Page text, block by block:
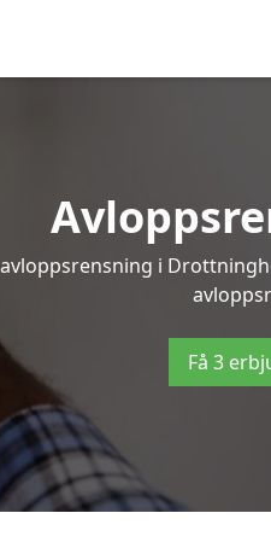
i
Få 3